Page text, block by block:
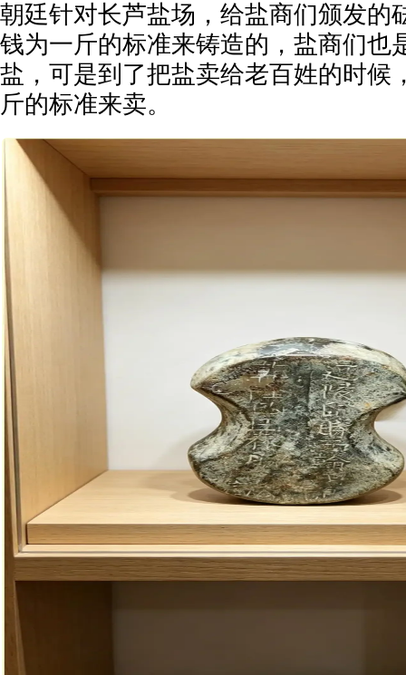
朝廷针对长芦盐场，给盐商们颁发的
钱为一斤的标准来铸造的，盐商们也
盐，可是到了把盐卖给老百姓的时候
斤的标准来卖。